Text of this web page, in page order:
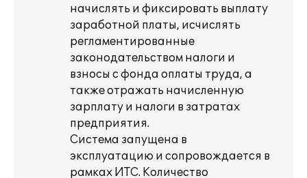
начислять и фиксировать выплату
заработной платы, исчислять
регламентированные
законодательством налоги и
взносы с фонда оплаты труда, а
также отражать начисленную
зарплату и налоги в затратах
предприятия.
Система запущена в
эксплуатацию и сопровождается в
рамках ИТС. Количество